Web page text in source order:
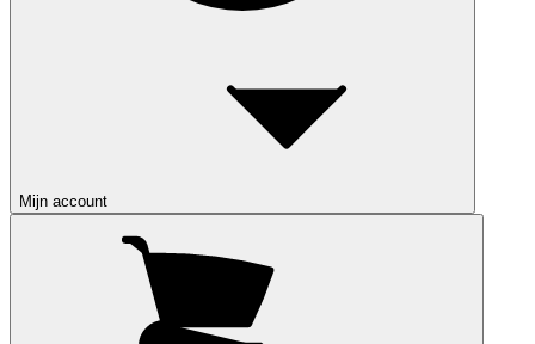
Mijn account